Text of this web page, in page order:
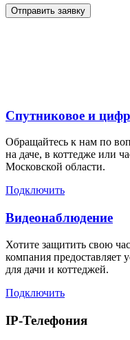
Отправить заявку
Спутниковое и
Обращайтесь к нам по
на даче, в коттедже или
Московской области.
Подключить
Видеонаблюдение
Хотите защитить свою
компания
для дачи и коттеджей.
Подключить
IP-Телефония